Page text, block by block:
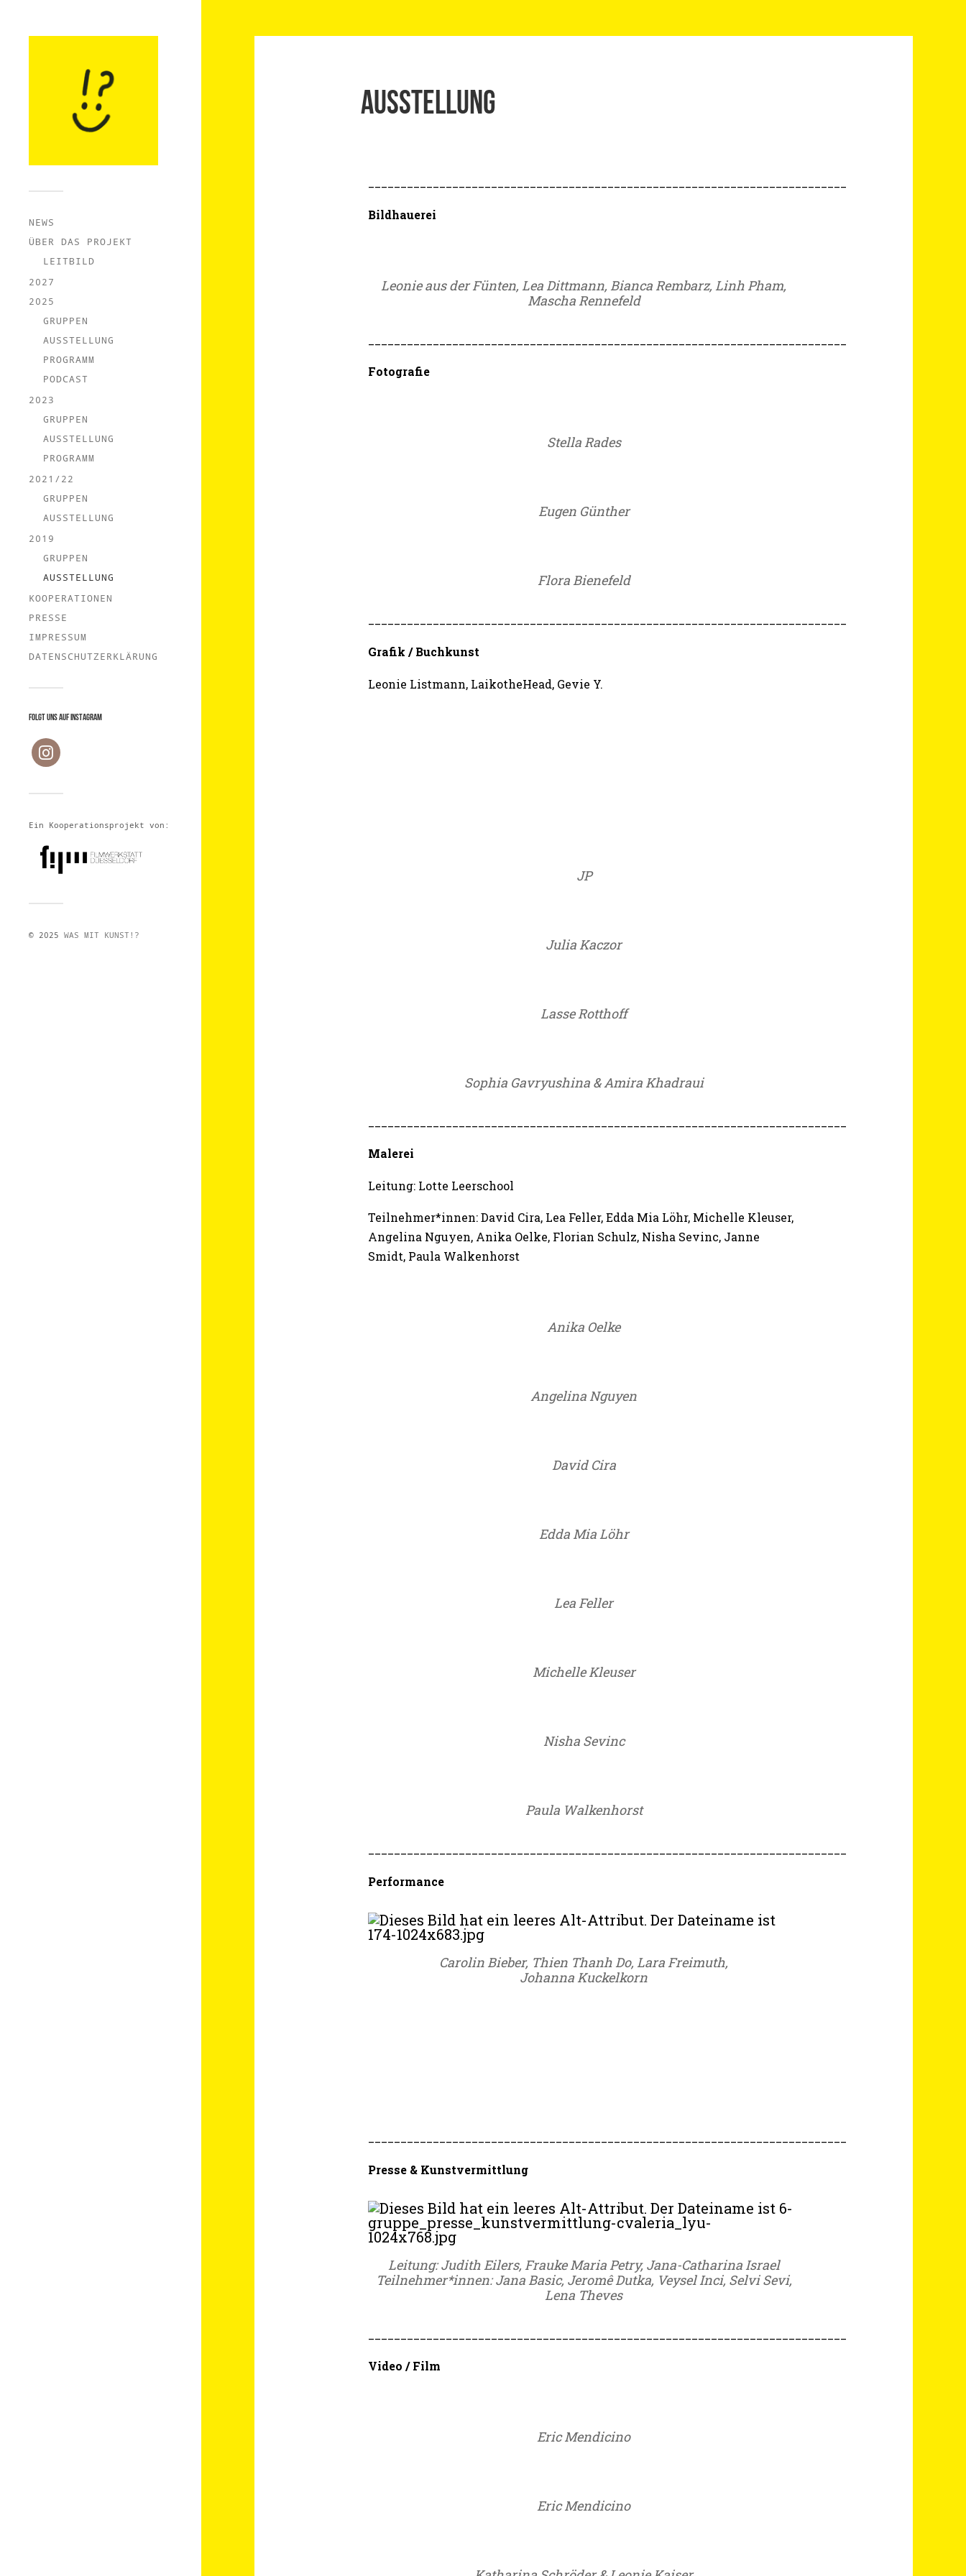
NEWS
ÜBER DAS PROJEKT
LEITBILD
2027
2025
GRUPPEN
AUSSTELLUNG
PROGRAMM
PODCAST
2023
GRUPPEN
AUSSTELLUNG
PROGRAMM
2021/22
GRUPPEN
AUSSTELLUNG
2019
GRUPPEN
AUSSTELLUNG
KOOPERATIONEN
PRESSE
IMPRESSUM
DATENSCHUTZERKLÄRUNG
Folgt uns auf Instagram
Ein Kooperationsprojekt von:
© 2025 WAS MIT KUNST!?
Ausstellung
Bildhauerei
Leonie aus der Fünten, Lea Dittmann, Bianca Rembarz, Linh Pham,
Mascha Rennefeld
Fotografie
Stella Rades
Eugen Günther
Flora Bienefeld
Grafik / Buchkunst
Leonie Listmann, LaikotheHead, Gevie Y.
JP
Julia Kaczor
Lasse Rotthoff
Sophia Gavryushina & Amira Khadraui
Malerei
Leitung: Lotte Leerschool
Teilnehmer*innen: David Cira, Lea Feller, Edda Mia Löhr, Michelle Kleuser,
Angelina Nguyen, Anika Oelke, Florian Schulz, Nisha Sevinc, Janne
Smidt, Paula Walkenhorst
Anika Oelke
Angelina Nguyen
David Cira
Edda Mia Löhr
Lea Feller
Michelle Kleuser
Nisha Sevinc
Paula Walkenhorst
Performance
Carolin Bieber, Thien Thanh Do, Lara Freimuth,
Johanna Kuckelkorn
Presse & Kunstvermittlung
Leitung: Judith Eilers, Frauke Maria Petry, Jana-Catharina Israel
Teilnehmer*innen: Jana Basic, Jeromê Dutka, Veysel Inci, Selvi Sevi,
Lena Theves
Video / Film
Eric Mendicino
Eric Mendicino